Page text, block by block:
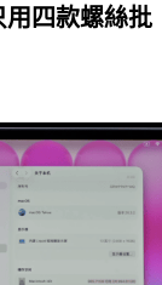
用四款螺絲批